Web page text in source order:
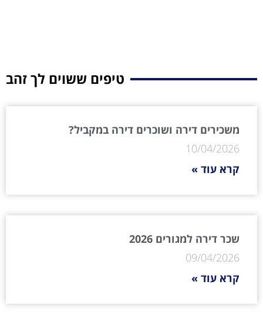
טיפים ששוים לך זהב
משכירים דירה ושוכרים דירה במקביל?
10/04/2026
קרא עוד »
שכר דירה למגורים 2026
09/04/2026
קרא עוד »